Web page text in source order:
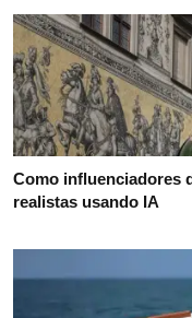
Como influenciadores
realistas usando IA